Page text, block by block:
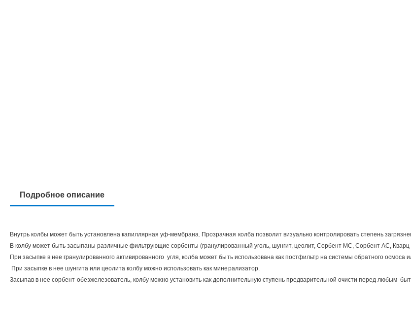
Подробное описание
Внутрь колбы может быть установлена капиллярная уф-мембрана. Прозрачная колба позволит визуально контролировать степень
В колбу может быть засыпаны различные фильтрующие сорбенты (гранулированный уголь, шунгит, цеолит, Сорбент МС, Сорбент АС, Кварц
При засыпке в нее гранулированного активированного угля, колба может быть использована как постфильтр на системы обратного осмоса
При засыпке в нее шунгита или цеолита колбу можно использовать как минерализатор.
Засыпав в нее сорбент-обезжелезователь, колбу можно установить как дополнительную ступень предварительной очисти перед любым